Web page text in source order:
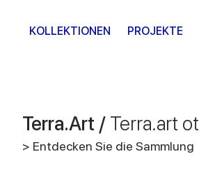
KOLLEKTIONEN PROJEKTE
Terra.Art / Terra.art
> Entdecken Sie die Sammlung